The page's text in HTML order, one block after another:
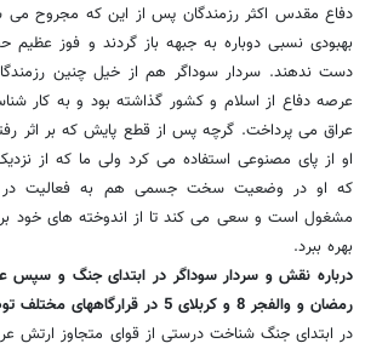
دفاع مقدس اکثر رزمندگان پس از این که مجروح می
بهبودی نسبی دوباره به جبهه باز گردند و فوز
دست ندهند. سردار سوداگر هم از خیل چنین
عرصه دفاع از اسلام و کشور گذاشته بود و به کار
عراق می پرداخت. گرچه پس از قطع پایش که بر اثر
او از پای مصنوعی استفاده می کرد ولی ما که از
که او در وضعیت سخت جسمی هم به فعالیت در
مشغول است و سعی می کند تا از اندوخته های خود
بهره ببرد.
درباره نقش و سردار سوداگر در ابتدای جنگ و سپس
رمضان و والفجر 8 و کربلای 5 در قرارگاههای مختلف توضیح دهید؟
در ابتدای جنگ شناخت درستی از قوای متجاوز ارتش